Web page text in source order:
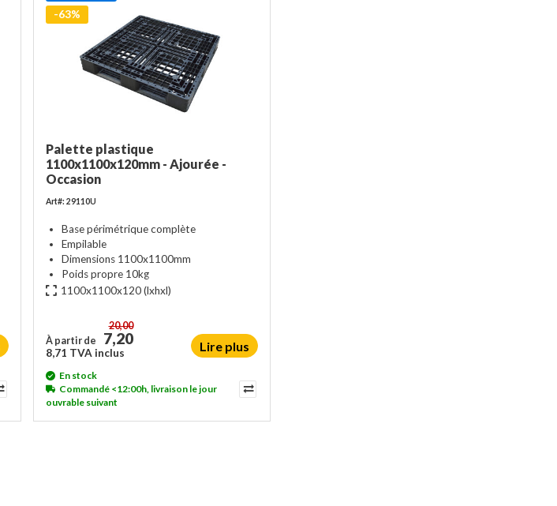
-63%
Palette plastique
1100x1100x120mm - Ajourée -
Occasion
Art#: 29110U
Base périmétrique complète
Empilable
Dimensions 1100x1100mm
Poids propre 10kg
1100x1100x120(lxhxl)
À partir de
20,00
7,20
8,71 TVA inclus Lire plus
En stock
Commandé <12:00h, livraison le jour
ouvrable suivant